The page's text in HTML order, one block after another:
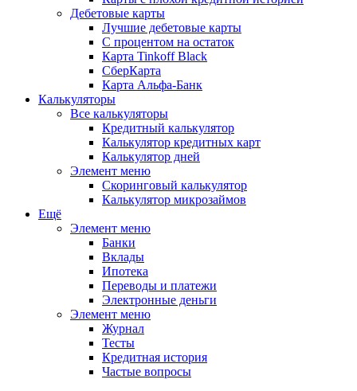
Дебетовые карты
Лучшие дебетовые карты
С процентом на остаток
Карта Tinkoff Black
СберКарта
Карта Альфа-Банк
Калькуляторы
Все калькуляторы
Кредитный калькулятор
Калькулятор кредитных карт
Калькулятор дней
Элемент меню
Скоринговый калькулятор
Калькулятор микрозаймов
Ещё
Элемент меню
Банки
Вклады
Ипотека
Переводы и платежи
Электронные деньги
Элемент меню
Журнал
Тесты
Кредитная история
Частые вопросы